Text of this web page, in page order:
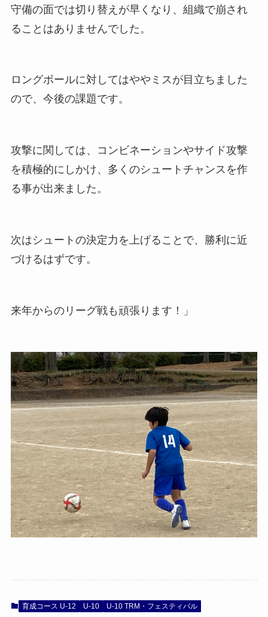
守備の面では切り替えが早くなり、組織で崩され
ることはありませんでした。
ロングボールに対してはややミスが目立ちました
ので、今後の課題です。
攻撃に関しては、コンビネーションやサイド攻撃
を積極的にしかけ、多くのシュートチャンスを作
る事が出来ました。
次はシュートの決定力を上げることで、勝利に近
づけるはずです。
来年からのリーグ戦も頑張ります！」
育成コース U-12 U-10 U-10 TRM・フェスティバル